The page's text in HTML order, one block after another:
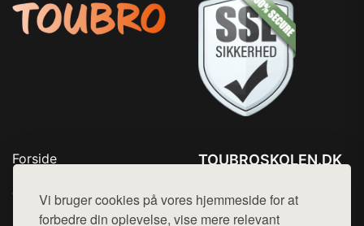
Vi bruger cookies på vores hjemmeside for at
forbedre din oplevelse, vise mere relevant
Forside
Top Rabatter
Blog
TOUBROSKOLEN.DK
Mail: hej@want.dk